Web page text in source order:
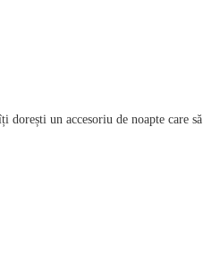
dorești un accesoriu de noapte care să